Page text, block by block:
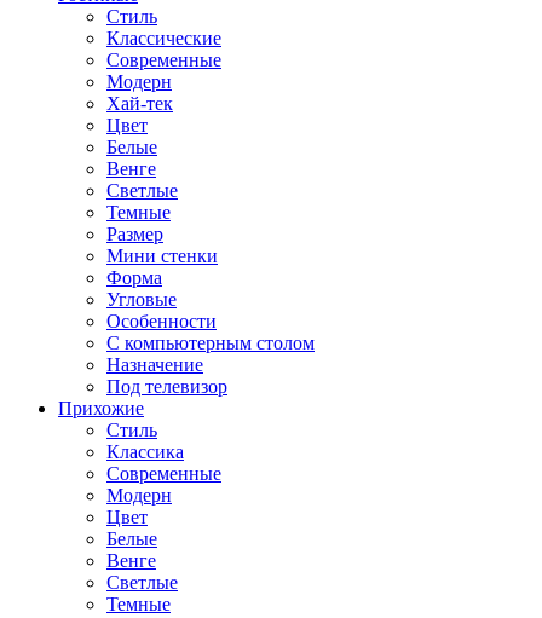
Стиль
Классические
Современные
Модерн
Хай-тек
Цвет
Белые
Венге
Светлые
Темные
Размер
Мини стенки
Форма
Угловые
Особенности
С компьютерным столом
Назначение
Под телевизор
Прихожие
Стиль
Классика
Современные
Модерн
Цвет
Белые
Венге
Светлые
Темные